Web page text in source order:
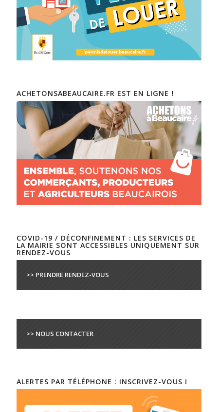
ACHETONSABEAUCAIRE.FR EST EN LIGNE !
COVID-19 / DÉCONFINEMENT : LES SERVICES DE
LA MAIRIE SONT ACCESSIBLES UNIQUEMENT SUR
RENDEZ-VOUS
>> PRENDRE RENDEZ-VOUS
>> NOUS CONTACTER
ALERTES PAR TÉLÉPHONE : INSCRIVEZ-VOUS !